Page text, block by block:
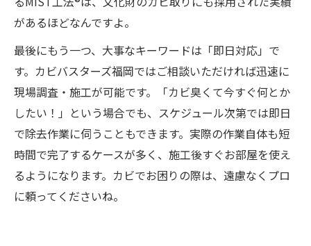
があるほどなんですよ。
最後にもう一つ、大事なキーワードは「即日対応」で
す。カビバスターズ福岡ではご相談いただければ迅速に
現場調査・施工が可能です。「カビ臭くて今すぐ何とか
したい！」という場合でも、スケジュール次第では即日
で除去作業に伺うこともできます。実際の作業自体も短
時間で完了するケースが多く、施工後すぐお部屋を使え
るようになります。カビでお困りの際は、遠慮なくプロ
に頼ってくださいね。